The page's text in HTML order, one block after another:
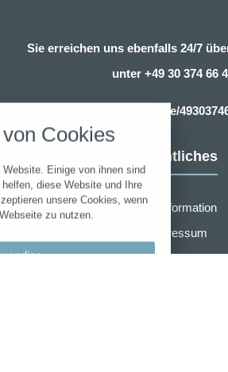
Sie erreichen uns ebenfalls 24/7
unter +49 30 374 66
Https://wa.me/
Rechtliches
Erstinformation
Impressum
Cookies
Einige von ihnen sind
diese Website und Ihre
unsere Cookies, wenn
zu nutzen.
folgende Kategorien zu
Notwendig
Performance